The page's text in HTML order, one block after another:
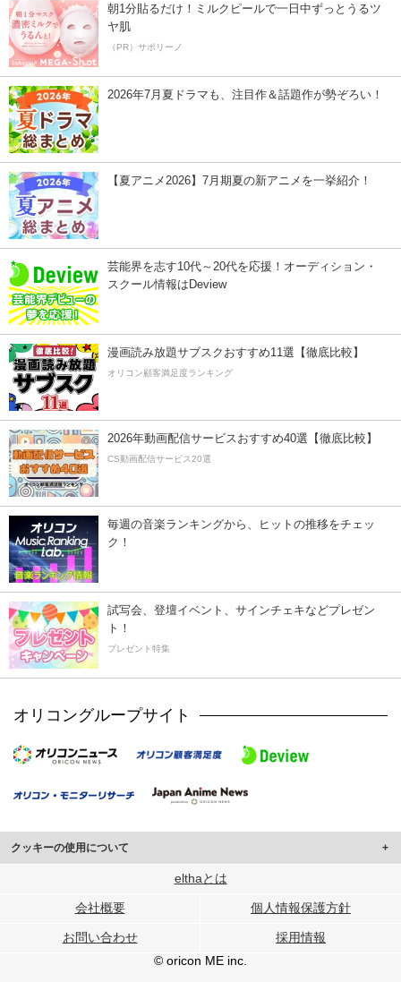
朝1分貼るだけ！ミルクピールで一日中ずっとうるツ
ヤ肌
（PR）サボリーノ
2026年7月夏ドラマも、注目作＆話題作が勢ぞろい！
【夏アニメ2026】7月期夏の新アニメを一挙紹介！
芸能界を志す10代～20代を応援！オーディション・
スクール情報はDeview
漫画読み放題サブスクおすすめ11選【徹底比較】
オリコン顧客満足度ランキング
2026年動画配信サービスおすすめ40選【徹底比較】
CS動画配信サービス20選
毎週の音楽ランキングから、ヒットの推移をチェッ
ク！
試写会、登壇イベント、サインチェキなどプレゼン
ト！
プレゼント特集
オリコングループサイト
クッキーの使用について
このサイトでは Cookie を使用して、ユーザーに合わせたコンテンツや広告の
行っています。
メディアや広告配信、データ解析の各パートナーに提供しています。
各パートナーは、この情報とユーザーが各パートナーに提供した他の情報や、
ユーザーが各パートナーのサービスを使用したときに収集した他の情報を組み
elthaとは
会社概要 個人情報保護方針
お問い合わせ
採用情報
© oricon ME inc.